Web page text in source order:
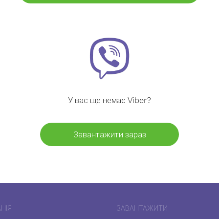
У вас ще немає Viber?
Завантажити зараз
ЗАВАНТАЖИТИ